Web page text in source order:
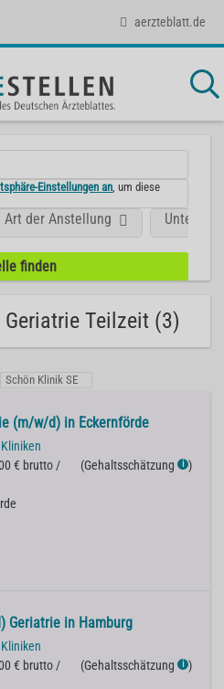
aerzteblatt.de
Einstellungen an , um diese
Art der Anstellung
Teilzeit (3)
Schön Klinik SE
(m/w/d) in Eckernförde
€ brutto /
(Gehaltsschätzung ℹ )
Geriatrie in Hamburg
€ brutto /
(Gehaltsschätzung ℹ )